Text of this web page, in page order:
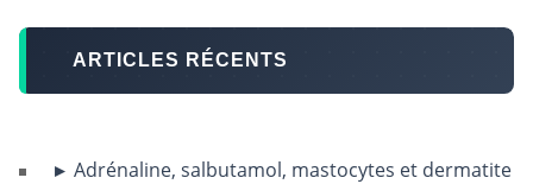
ARTICLES RÉCENTS
Adrénaline, salbutamol, mastocytes et dermatite